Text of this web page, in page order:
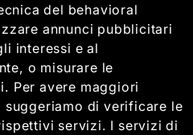
del behavioral
annunci pubblicitari
interessi e al
o misurare le
Per avere maggiori
di verificare le
servizi. I servizi di